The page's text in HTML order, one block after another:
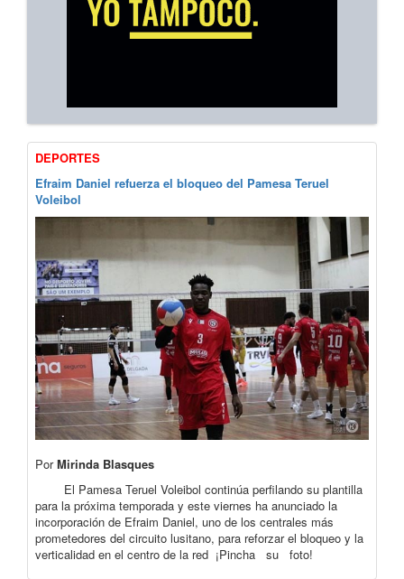
DEPORTES
Efraim Daniel refuerza el bloqueo del Pamesa Teruel
Voleibol
PorMirinda Blasques
El Pamesa Teruel Voleibol continúa perfilando su plantilla
para la próxima temporada y este viernes ha anunciado la
incorporación de Efraim Daniel, uno de los centrales más
prometedores del circuito lusitano, para reforzar el bloqueo y la
verticalidad en el centro de la red ¡Pincha su foto!